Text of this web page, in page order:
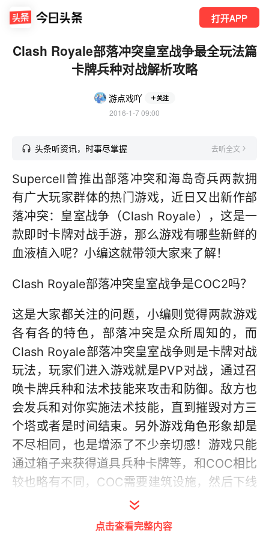
打开APP
Clash Royale部落冲突皇室战争最全玩法篇
卡牌兵种对战解析攻略
游点戏吖 关注
2016-1-7 09:00
头条听资讯，时事尽掌握 去听全文
Supercell曾推出部落冲突和海岛奇兵两款拥
有广大玩家群体的热门游戏，近日又出新作部
落冲突：皇室战争（Clash Royale），这是一
款即时卡牌对战手游，那么游戏有哪些新鲜的
血液植入呢？小编这就带领大家来了解！
Clash Royale部落冲突皇室战争是COC2吗？
这是大家都关注的问题，小编则觉得两款游戏
各有各的特色，部落冲突是众所周知的，而
Clash Royale部落冲突皇室战争则是卡牌对战
玩法，玩家们进入游戏就是PVP对战，通过召
唤卡牌兵种和法术技能来攻击和防御。敌方也
会发兵和对你实施法术技能，直到摧毁对方三
个塔或者是时间结束。另外游戏角色形象却是
不尽相同，也是增添了不少亲切感！游戏只能
通过箱子来获得道具兵种卡牌等，和COC相比
较也略有不同，COC需要建筑设施，然后下线
等待时间，即使不付费也能建造2个建筑物，
而皇室冲突只能开一个箱子，要想拉开和其他
点击查看完整内容